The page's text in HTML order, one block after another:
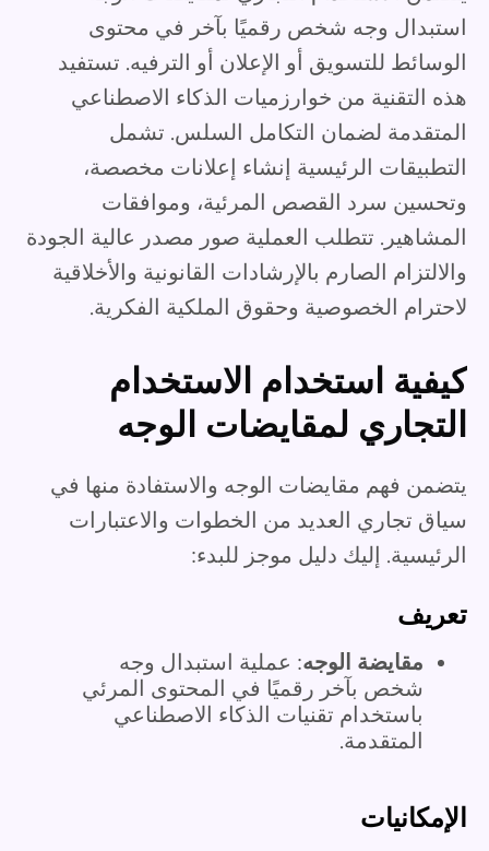
استبدال وجه شخص رقميًا بآخر في محتوى
الوسائط للتسويق أو الإعلان أو الترفيه. تستفيد
هذه التقنية من خوارزميات الذكاء الاصطناعي
المتقدمة لضمان التكامل السلس. تشمل
التطبيقات الرئيسية إنشاء إعلانات مخصصة،
وتحسين سرد القصص المرئية، وموافقات
المشاهير. تتطلب العملية صور مصدر عالية الجودة
والالتزام الصارم بالإرشادات القانونية والأخلاقية
لاحترام الخصوصية وحقوق الملكية الفكرية.
كيفية استخدام الاستخدام
التجاري لمقايضات الوجه
يتضمن فهم مقايضات الوجه والاستفادة منها في
سياق تجاري العديد من الخطوات والاعتبارات
الرئيسية. إليك دليل موجز للبدء:
تعريف
مقايضة الوجه: عملية استبدال وجه
شخص بآخر رقميًا في المحتوى المرئي
باستخدام تقنيات الذكاء الاصطناعي
المتقدمة.
الإمكانيات